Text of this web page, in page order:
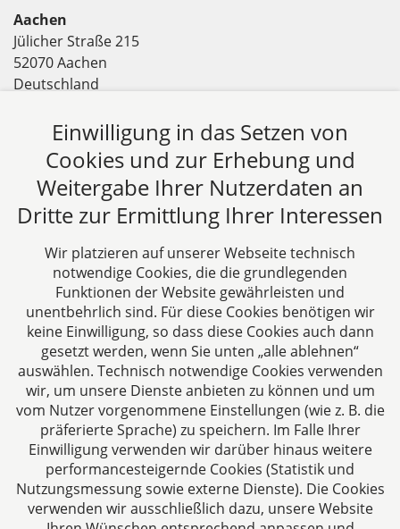
Aachen
Jülicher Straße 215
52070 Aachen
Deutschland
Fax: +49 241 94621-111
E-Mail:
kanzlei@dhk-law.com
Über uns
DH&K ist Ihre erfahrene Wirtschaftskanzlei aus
Aachen. Wir denken unternehmerisch und
verstehen uns als Full-Service-Dienstleister. Rechts-
und Steuerberatung auf höchstem Niveau in einer
persönlichen Beratungs- und Arbeitsatmosphäre
sind die Zielsetzungen unserer täglichen Arbeit.
Folgen Sie uns auf
Einwilligung in das Setzen von
Cookies und zur Erhebung und
Weitergabe Ihrer Nutzerdaten an
Dritte zur Ermittlung Ihrer Interessen
Wir platzieren auf unserer Webseite technisch
notwendige Cookies, die die grundlegenden
Funktionen der Website gewährleisten und
unentbehrlich sind. Für diese Cookies benötigen wir
keine Einwilligung, so dass diese Cookies auch dann
gesetzt werden, wenn Sie unten „alle ablehnen“
auswählen. Technisch notwendige Cookies verwenden
wir, um unsere Dienste anbieten zu können und um
vom Nutzer vorgenommene Einstellungen (wie z. B. die
präferierte Sprache) zu speichern. Im Falle Ihrer
Einwilligung verwenden wir darüber hinaus weitere
performancesteigernde Cookies (Statistik und
Nutzungsmessung sowie externe Dienste). Die Cookies
verwenden wir ausschließlich dazu, unsere Website